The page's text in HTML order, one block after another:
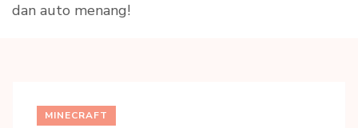
dan auto menang!
MINECRAFT